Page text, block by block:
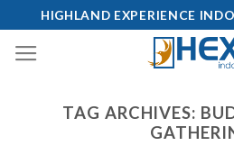
content
HIGHLAND EXPERIENCE
TAG ARCHIVES: